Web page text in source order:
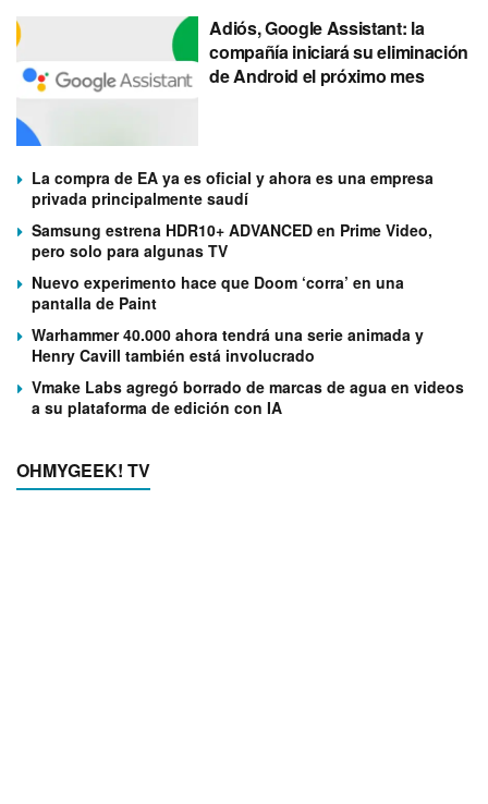
Adiós, Google Assistant: la
compañía iniciará su eliminación
de Android el próximo mes
La compra de EA ya es oficial y ahora es una empresa
privada principalmente saudí
Samsung estrena HDR10+ ADVANCED en Prime Video,
pero solo para algunas TV
Nuevo experimento hace que Doom ‘corra’ en una
pantalla de Paint
Warhammer 40.000 ahora tendrá una serie animada y
Henry Cavill también está involucrado
Vmake Labs agregó borrado de marcas de agua en videos
a su plataforma de edición con IA
OHMYGEEK! TV